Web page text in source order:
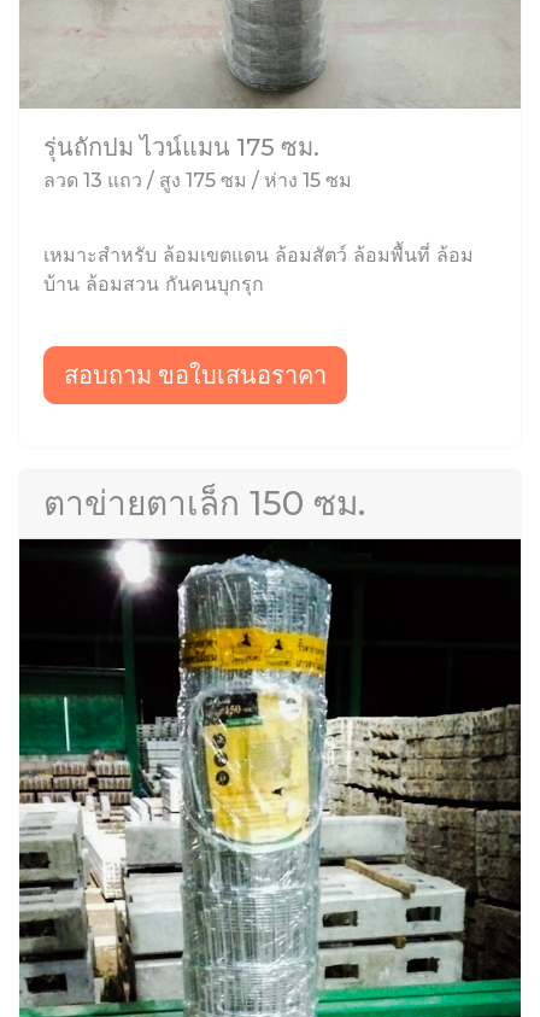
รุ่นถักปม ไวน์แมน 175 ซม.
ลวด 13 แถว / สูง 175 ซม / ห่าง 15 ซม
เหมาะสำหรับ ล้อมเขตแดน ล้อมสัตว์ ล้อมพื้นที่ ล้อม
บ้าน ล้อมสวน กันคนบุกรุก
สอบถาม ขอใบเสนอราคา
ตาข่ายตาเล็ก 150 ซม.